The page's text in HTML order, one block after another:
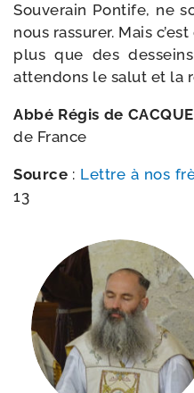
Souverain Pontife, ne
nous ras­su­rer. Mais
plus que des
atten­dons le salut et la
Abbé Régis de
de France
Source : Lettre à nos
13